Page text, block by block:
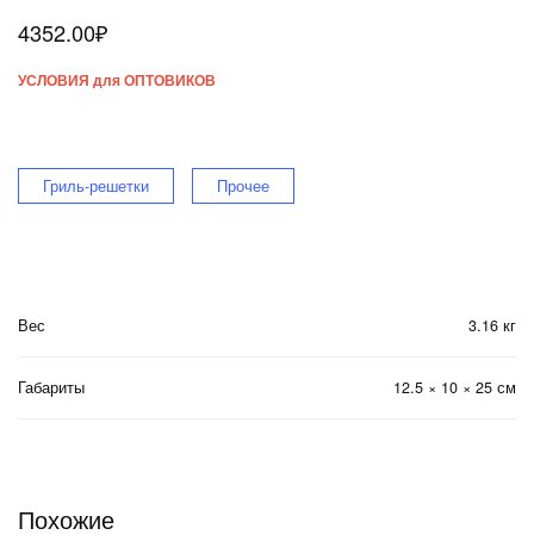
4352.00₽
УСЛОВИЯ для ОПТОВИКОВ
Гриль-решетки Прочее
Вес 3.16 кг
Габариты 12.5 × 10 × 25 см
Похожие